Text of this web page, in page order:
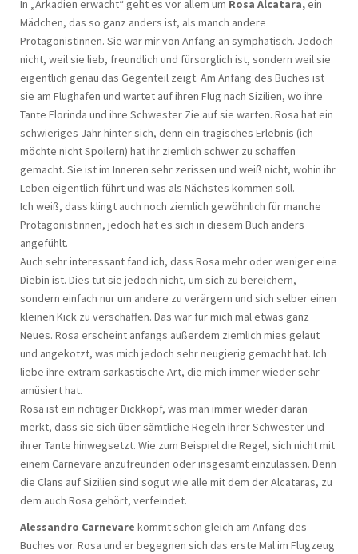
In „Arkadien erwacht“ geht es vor allem um Rosa Alcatara,ein
Mädchen, das so ganz anders ist, als manch andere
Protagonistinnen. Sie war mir von Anfang an symphatisch. Jedoch
nicht, weil sie lieb, freundlich und fürsorglich ist, sondern weil sie
eigentlich genau das Gegenteil zeigt. Am Anfang des Buches ist
sie am Flughafen und wartet auf ihren Flug nach Sizilien, wo ihre
Tante Florinda und ihre Schwester Zie auf sie warten. Rosa hat ein
schwieriges Jahr hinter sich, denn ein tragisches Erlebnis (ich
möchte nicht Spoilern) hat ihr ziemlich schwer zu schaffen
gemacht. Sie ist im Inneren sehr zerissen und weiß nicht, wohin ihr
Leben eigentlich führt und was als Nächstes kommen soll.
Ich weiß, dass klingt auch noch ziemlich gewöhnlich für manche
Protagonistinnen, jedoch hat es sich in diesem Buch anders
angefühlt.
Auch sehr interessant fand ich, dass Rosa mehr oder weniger eine
Diebin ist. Dies tut sie jedoch nicht, um sich zu bereichern,
sondern einfach nur um andere zu verärgern und sich selber einen
kleinen Kick zu verschaffen. Das war für mich mal etwas ganz
Neues. Rosa erscheint anfangs außerdem ziemlich mies gelaut
und angekotzt, was mich jedoch sehr neugierig gemacht hat. Ich
liebe ihre extram sarkastische Art, die mich immer wieder sehr
amüsiert hat.
Rosa ist ein richtiger Dickkopf, was man immer wieder daran
merkt, dass sie sich über sämtliche Regeln ihrer Schwester und
ihrer Tante hinwegsetzt. Wie zum Beispiel die Regel, sich nicht mit
einem Carnevare anzufreunden oder insgesamt einzulassen. Denn
die Clans auf Sizilien sind sogut wie alle mit dem der Alcataras, zu
dem auch Rosa gehört, verfeindet.
Alessandro Carnevare kommt schon gleich am Anfang des
Buches vor. Rosa und er begegnen sich das erste Mal im Flugzeug